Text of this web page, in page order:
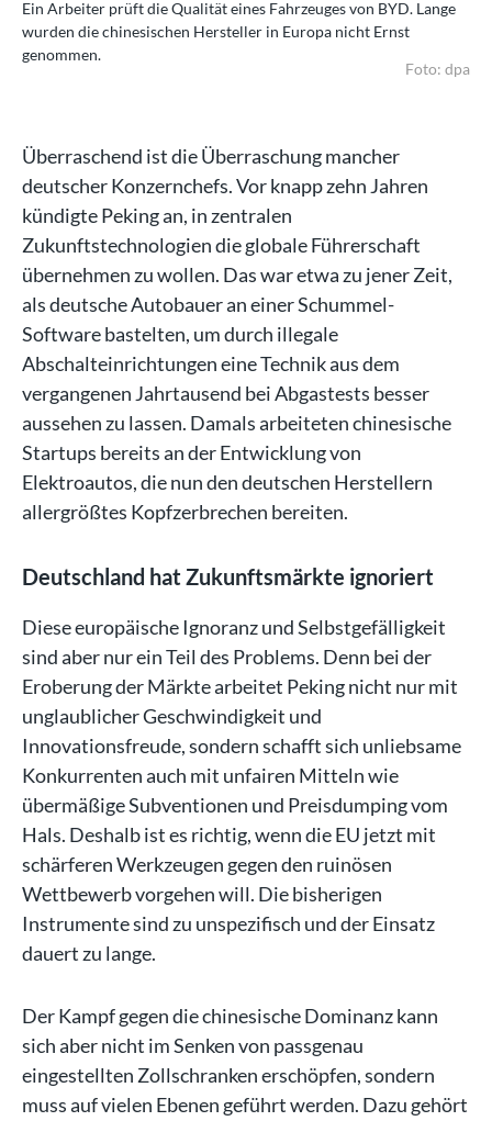
Ein Arbeiter prüft die Qualität eines Fahrzeuges von BYD. Lange
wurden die chinesischen Hersteller in Europa nicht Ernst
genommen.
Foto: dpa
Überraschend ist die Überraschung mancher
deutscher Konzernchefs. Vor knapp zehn Jahren
kündigte Peking an, in zentralen
Zukunftstechnologien die globale Führerschaft
übernehmen zu wollen. Das war etwa zu jener Zeit,
als deutsche Autobauer an einer Schummel-
Software bastelten, um durch illegale
Abschalteinrichtungen eine Technik aus dem
vergangenen Jahrtausend bei Abgastests besser
aussehen zu lassen. Damals arbeiteten chinesische
Startups bereits an der Entwicklung von
Elektroautos, die nun den deutschen Herstellern
allergrößtes Kopfzerbrechen bereiten.
Deutschland hat Zukunftsmärkte ignoriert
Diese europäische Ignoranz und Selbstgefälligkeit
sind aber nur ein Teil des Problems. Denn bei der
Eroberung der Märkte arbeitet Peking nicht nur mit
unglaublicher Geschwindigkeit und
Innovationsfreude, sondern schafft sich unliebsame
Konkurrenten auch mit unfairen Mitteln wie
übermäßige Subventionen und Preisdumping vom
Hals. Deshalb ist es richtig, wenn die EU jetzt mit
schärferen Werkzeugen gegen den ruinösen
Wettbewerb vorgehen will. Die bisherigen
Instrumente sind zu unspezifisch und der Einsatz
dauert zu lange.
Der Kampf gegen die chinesische Dominanz kann
sich aber nicht im Senken von passgenau
eingestellten Zollschranken erschöpfen, sondern
muss auf vielen Ebenen geführt werden. Dazu gehört